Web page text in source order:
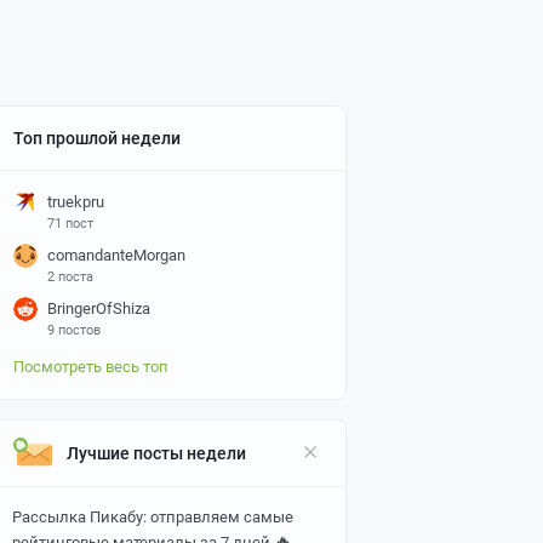
Топ прошлой недели
truekpru
71 пост
comandanteMorgan
2 поста
BringerOfShiza
9 постов
Посмотреть весь топ
Лучшие посты недели
Рассылка Пикабу: отправляем самые